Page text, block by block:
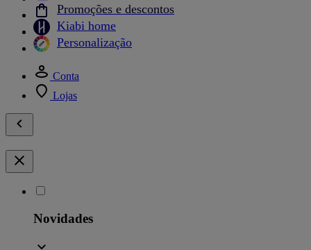
Promoções e descontos
Kiabi home
Personalização
Conta
Lojas
Novidades